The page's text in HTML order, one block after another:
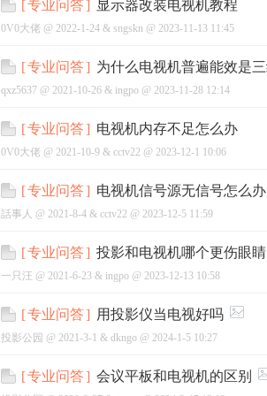
[专业问答]
0V0大佬 @ 2022-1-24 & sngskn @ 2023-11-13 11:45
[专业问答] 为什么电视机普遍能效是
qxz5637 @ 2021-10-26 & ingpo @ 2023-11-28 12:14
[专业问答] 电视机内存不足怎么办
0V0大佬 @ 2021-10-9 & cctv22 @ 2023-12-1 10:06
[专业问答] 电视机信号源无信号怎么办
話事人 @ 2021-8-4 & cctv22 @ 2023-12-5 11:59
[专业问答] 投影和电视机哪个更伤眼睛
一只汪 @ 2021-6-23 & ingpo @ 2023-12-13 10:58
[专业问答] 用投影仪当电视好吗
投影公园 @ 2021-3-1 & dkngo @ 2024-1-5 10:27
[专业问答] 会议平板和电视机的区别